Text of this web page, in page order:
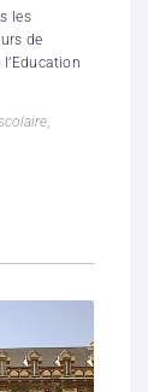
les
de